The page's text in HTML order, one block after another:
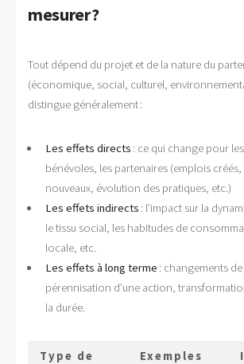
mesurer ?
Tout dépend du projet et de la nature du
(économique, social, culturel,
distingue généralement :
Les effets directs : ce qui change pour
bénévoles, les partenaires (emplois
nouveaux, évolution des pratiques, etc.)
Les effets indirects : l’impact sur la
le tissu social, les habitudes de
locale, etc.
Les effets à long terme : changements
pérennisation d’une action,
la durée.
Type de
Exemples